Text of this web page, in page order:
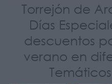
Torrejón de
Días
descuentos
verano en